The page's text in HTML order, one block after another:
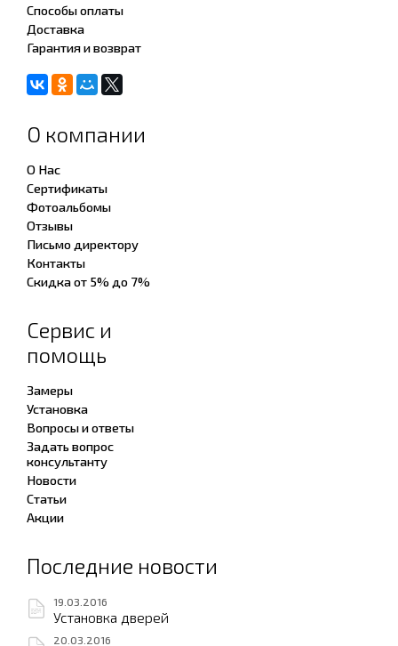
Способы оплаты
Доставка
Гарантия и возврат
О компании
О Нас
Сертификаты
Фотоальбомы
Отзывы
Письмо директору
Контакты
Скидка от 5% до 7%
Сервис и
помощь
Замеры
Установка
Вопросы и ответы
Задать вопрос
консультанту
Новости
Статьи
Акции
Последние новости
19.03.2016
Установка дверей
20.03.2016